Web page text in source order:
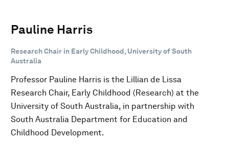
Pauline Harris
Research Chair in Early Childhood, University of South
Australia
Professor Pauline Harris is the Lillian de Lissa
Research Chair, Early Childhood (Research) at the
University of South Australia, in partnership with
South Australia Department for Education and
Childhood Development.